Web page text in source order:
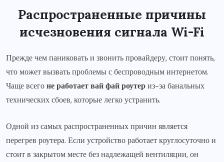
Распространенные причины
исчезновения сигнала Wi-Fi
Прежде чем паниковать и звонить провайдеру, стоит понять,
что может вызвать проблемы с беспроводным интернетом.
Чаще всегоне работает вай фай роутериз-за банальных
технических сбоев, которые легко устранить.
Одной из самых распространенных причин является
перегрев роутера. Если устройство работает круглосуточно и
стоит в закрытом месте без надлежащей вентиляции, он